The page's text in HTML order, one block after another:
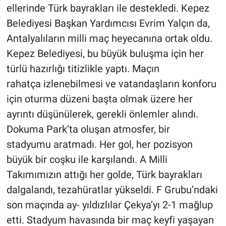
ellerinde Türk bayrakları ile destekledi. Kepez
Belediyesi Başkan Yardımcısı Evrim Yalçın da,
Antalyalıların milli maç heyecanına ortak oldu.
Kepez Belediyesi, bu büyük buluşma için her
türlü hazırlığı titizlikle yaptı. Maçın
rahatça izlenebilmesi ve vatandaşların konforu
için oturma düzeni başta olmak üzere her
ayrıntı düşünülerek, gerekli önlemler alındı.
Dokuma Park’ta oluşan atmosfer, bir
stadyumu aratmadı. Her gol, her pozisyon
büyük bir coşku ile karşılandı. A Milli
Takımımızın attığı her golde, Türk bayrakları
dalgalandı, tezahüratlar yükseldi. F Grubu’ndaki
son maçında ay- yıldızlılar Çekya’yı 2-1 mağlup
etti. Stadyum havasında bir maç keyfi yaşayan